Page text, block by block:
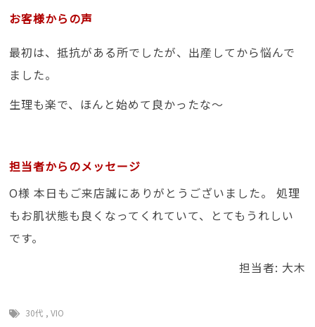
お客様からの声
最初は、抵抗がある所でしたが、出産してから悩んで
ました。
生理も楽で、ほんと始めて良かったな～
担当者からのメッセージ
O様 本日もご来店誠にありがとうございました。 処理
もお肌状態も良くなってくれていて、とてもうれしい
です。
担当者: 大木
30代 ,VIO